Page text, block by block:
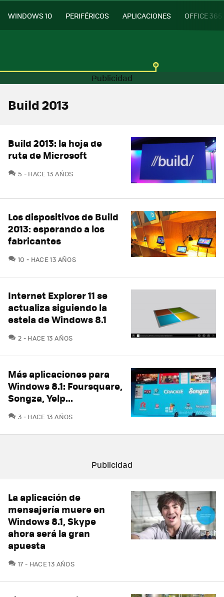
WINDOWS 10 PERIFÉRICOS APLICACIONES OFFICE 365
Build 2013
Build 2013: la hoja de
ruta de Microsoft
5 COMENTARIOS
HACE 13 AÑOS
Los dispositivos de Build
2013: esperando a los
fabricantes
10 COMENTARIOS
HACE 13 AÑOS
Internet Explorer 11 se
actualiza siguiendo la
estela de Windows 8.1
2 COMENTARIOS
HACE 13 AÑOS
Más aplicaciones para
Windows 8.1: Foursquare,
Songza, Yelp...
3 COMENTARIOS
HACE 13 AÑOS
La aplicación de
mensajería muere en
Windows 8.1, Skype
ahora será la gran
apuesta
17COMENTARIOS
HACE 13 AÑOS